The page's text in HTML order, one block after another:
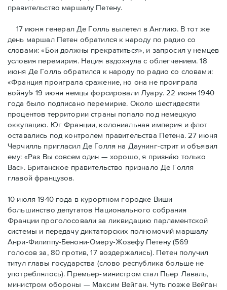
правительство маршалу Петену.
17 июня генерал Де Голль вылетел в Англию. В тот же
день маршал Петен обратился к народу по радио со
словами: «Бои должны прекратиться», и запросил у немцев
условия перемирия. Нация вздохнула с облегчением. 18
июня Де Голль обратился к народу по радио со словами:
«Франция проиграла сражение, но она не проиграла
войну!» 19 июня немцы форсировали Луару. 22 июня 1940
года было подписано перемирие. Около шестидесяти
процентов территории страны попало под немецкую
оккупацию. Юг Франции, колониальная империя и флот
оставались под контролем правительства Петена. 27 июня
Черчилль пригласил Де Голля на Даунинг-стрит и объявил
ему: «Раз Вы совсем один — хорошо, я признáю только
Вас». Британское правительство признало Де Голля
главой французов.
10 июля 1940 года в курортном городке Виши
большинство депутатов Национального собрания
Франции проголосовали за ликвидацию парламентской
системы и передачу диктаторских полномочий маршалу
Анри-Филиппу-Бенони-Омеру-Жозефу Петену (569
голосов за, 80 против, 17 воздержались). Петен получил
титул главы государства (слово республика больше не
употреблялось). Премьер-министром стал Пьер Лаваль,
министром обороны — Максим Вейган. Чуть позже Вейган